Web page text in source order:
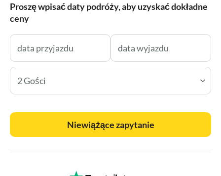
Proszę wpisać daty podróży, aby uzyskać dokładne
ceny
2 Gości
Niewiążące zapytanie